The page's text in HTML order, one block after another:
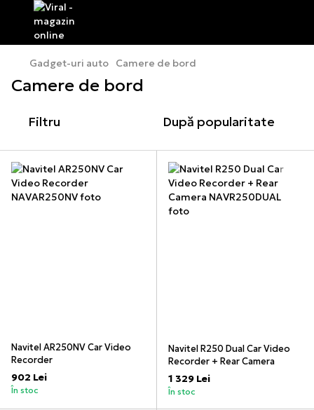
Gadget-uri auto Camere de bord
Camere de bord
Filtru După popularitate
Navitel AR250NV Car Video
Recorder
902 Lei
În stoc
Navitel R250 Dual Car Video
Recorder + Rear Camera
1 329 Lei
În stoc